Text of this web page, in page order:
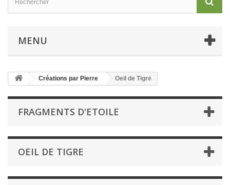
MENU
Créations par Pierre Oeil de Tigre
FRAGMENTS D'ETOILE
OEIL DE TIGRE